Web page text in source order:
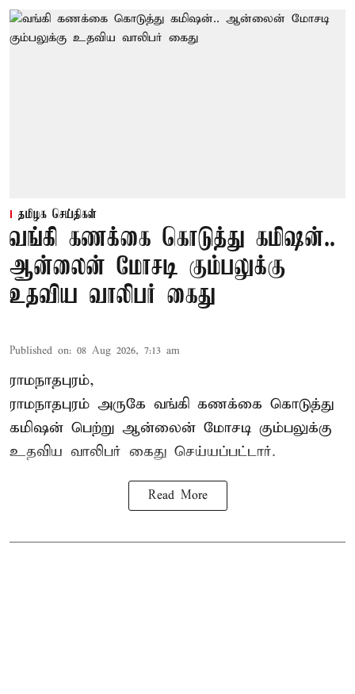
தமிழக செய்திகள்
வங்கி கணக்கை கொடுத்து கமிஷன்..
ஆன்லைன் மோசடி கும்பலுக்கு
உதவிய வாலிபர் கைது
Published on: 08 Aug 2026, 7:13 am
ராமநாதபுரம்,
ராமநாதபுரம் அருகே வங்கி கணக்கை கொடுத்து
கமிஷன் பெற்று ஆன்லைன் மோசடி கும்பலுக்கு
உதவிய வாலிபர் கைது செய்யப்பட்டார்.
Read More